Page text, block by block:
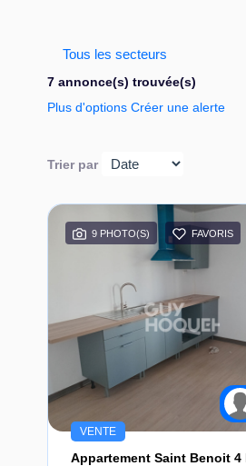
Tous les secteurs
7 annonce(s) trouvée(s)
Plus d'options Créer une alerte
Trier par
9 PHOTO(S) FAVORIS
VENTE